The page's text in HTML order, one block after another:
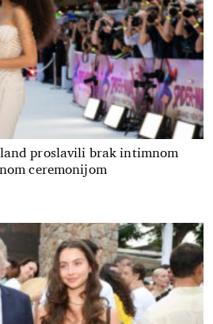
proslavili brak intimnom
ceremonijom